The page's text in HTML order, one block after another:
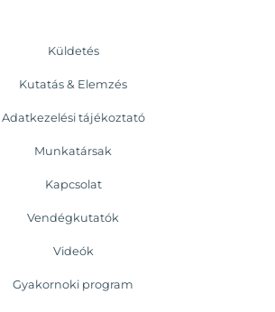
Küldetés
Kutatás & Elemzés
Adatkezelési tájékoztató
Munkatársak
Kapcsolat
Vendégkutatók
Videók
Gyakornoki program